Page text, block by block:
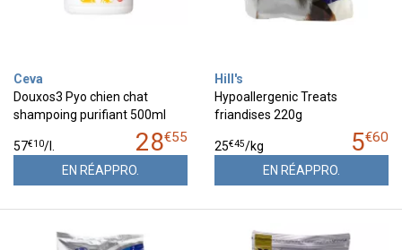
Ceva
Douxos3 Pyo chien chat
shampoing purifiant 500ml
28€55
57€10/l.
EN RÉAPPRO.
Hill's
Hypoallergenic Treats
friandises 220g
5€60
25€45/kg
EN RÉAPPRO.